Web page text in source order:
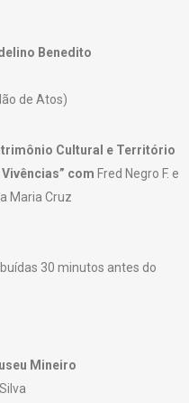
Benedito
de Atos)
Cultural e Território
com Fred Negro F. e
Maria Cruz
30 minutos antes do
Mineiro